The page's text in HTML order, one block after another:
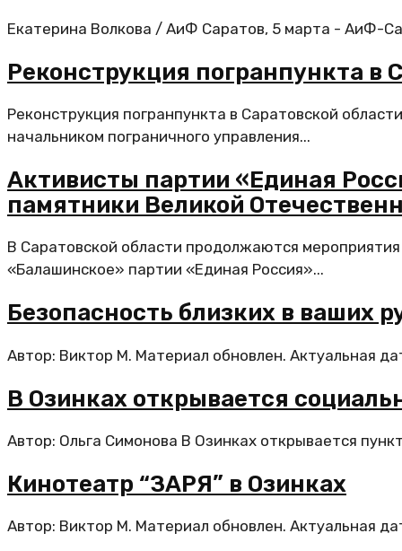
Екатерина Волкова / АиФ Саратов, 5 марта - АиФ-
Реконструкция погранпункта в
Реконструкция погранпункта в Саратовской
начальником пограничного управления...
Активисты партии «Единая
памятники Великой
В Саратовской области продолжаются
«Балашинское» партии «Единая Россия»...
Безопасность близких в ваших
Автор: Виктор М. Материал обновлен. Актуальная
В Озинках открывается
Автор: Ольга Симонова В Озинках открывается
Кинотеатр “ЗАРЯ” в Озинках
Автор: Виктор М. Материал обновлен. Актуальная